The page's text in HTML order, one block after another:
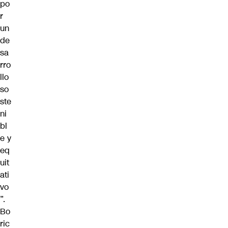
po
r
un
de
sa
rro
llo
so
ste
ni
bl
e y
eq
uit
ati
vo
”.
Bo
ric